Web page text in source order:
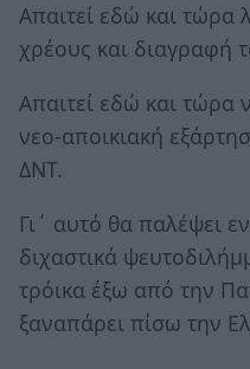
Απαιτεί εδώ και τώρα
χρέους και διαγραφή
Απαιτεί εδώ και τώρα
νεο-αποικιακή
ΔΝΤ.
Γι΄ αυτό θα παλέψει
διχαστικά
τρόικα έξω από την
ξαναπάρει πίσω την